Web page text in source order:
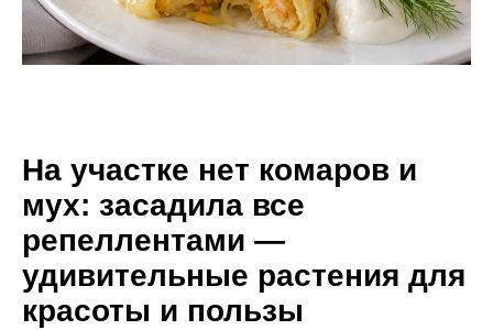
На участке нет комаров и
мух: засадила все
репеллентами —
удивительные растения для
красоты и пользы